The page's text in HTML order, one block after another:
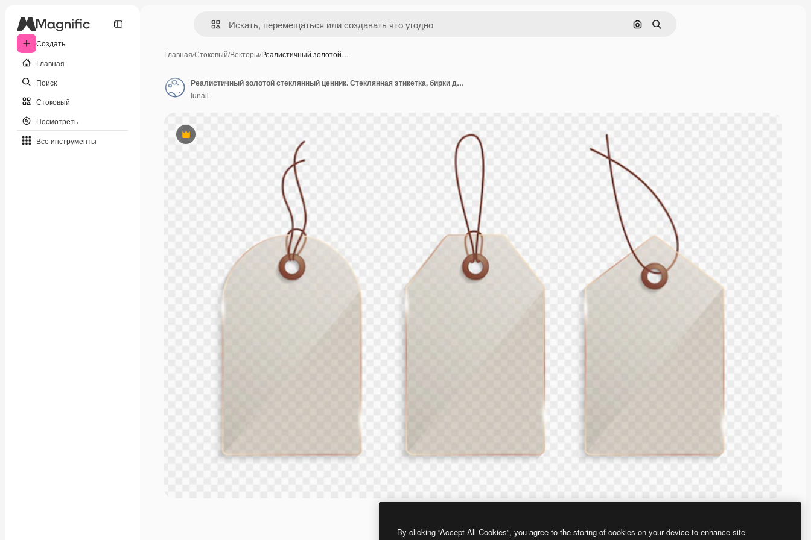
Создать
Главная
Поиск
Стоковый
Посмотреть
Все инструменты
Поиск по изображению
Поиск
Главная/Стоковый/Векторы/Реалистичный золотой…
Премиум
Реалистичный золотой стеклянный ценник. Стеклянная этикетка, бирки для продажи бумаги
lunail
By clicking “Accept All Cookies”, you agree to the storing of cookies on your device to enhance site